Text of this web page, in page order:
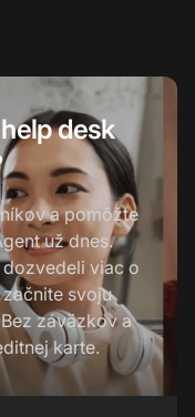
desk
a pomôžte
už dnes.
viac o
svoju
záväzkov a
karte.